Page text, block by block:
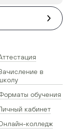
в
обучения
кабинет
колледж